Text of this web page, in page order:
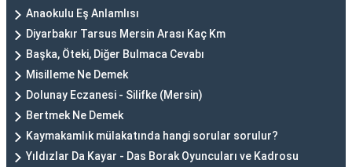
Anaokulu Eş Anlamlısı
Diyarbakır Tarsus Mersin Arası Kaç Km
Başka, Öteki, Diğer Bulmaca Cevabı
Misilleme Ne Demek
Dolunay Eczanesi - Silifke (Mersin)
Bertmek Ne Demek
Kaymakamlık mülakatında hangi sorular sorulur?
Yıldızlar Da Kayar - Das Borak Oyuncuları ve Kadrosu